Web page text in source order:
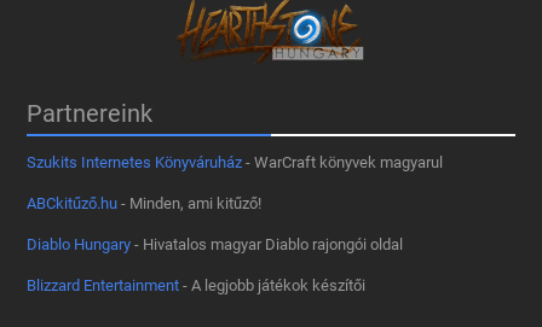
Partnereink
Szukits Internetes Könyváruház - WarCraft könyvek magyarul
ABCkitűző.hu - Minden, ami kitűző!
Diablo Hungary - Hivatalos magyar Diablo rajongói oldal
Blizzard Entertainment - A legjobb játékok készítői